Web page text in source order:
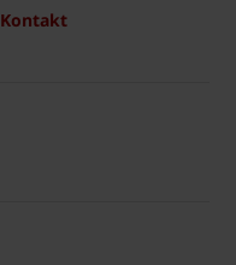
Kontakt